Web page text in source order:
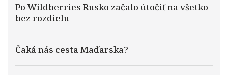
Po Wildberries Rusko začalo útočiť na všetko
bez rozdielu
Čaká nás cesta Maďarska?